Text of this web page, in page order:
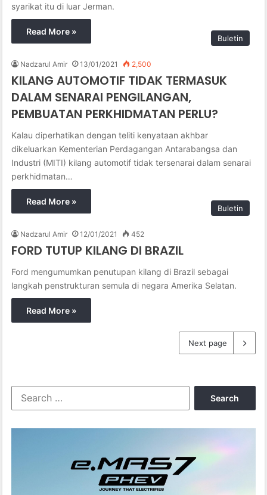
syarikat itu di luar Jerman.
Read More »
Buletin
Nadzarul Amir 13/01/2021 2,500
KILANG AUTOMOTIF TIDAK TERMASUK
DALAM SENARAI PENGILANGAN,
PEMBUATAN PERKHIDMATAN PERLU?
Kalau diperhatikan dengan teliti kenyataan akhbar
dikeluarkan Kementerian Perdagangan Antarabangsa dan
Industri (MITI) kilang automotif tidak tersenarai dalam senarai
perkhidmatan…
Read More »
Buletin
Nadzarul Amir 12/01/2021 452
FORD TUTUP KILANG DI BRAZIL
Ford mengumumkan penutupan kilang di Brazil sebagai
langkah penstrukturan semula di negara Amerika Selatan.
Read More »
Next page
r
f